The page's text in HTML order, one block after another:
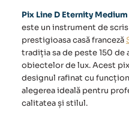
Pix Line D Eternity
este un instrument de
prestigioasa casă franceză
tradiția sa de peste 150 de
obiectelor de lux. Acest
designul rafinat cu
alegerea ideală pentru
calitatea și stilul.